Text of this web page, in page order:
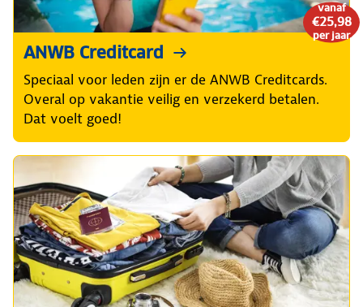
vanaf
€25,98
per jaar
ANWB Creditcard
Speciaal voor leden zijn er de ANWB Creditcards.
Overal op vakantie veilig en verzekerd betalen.
Dat voelt goed!